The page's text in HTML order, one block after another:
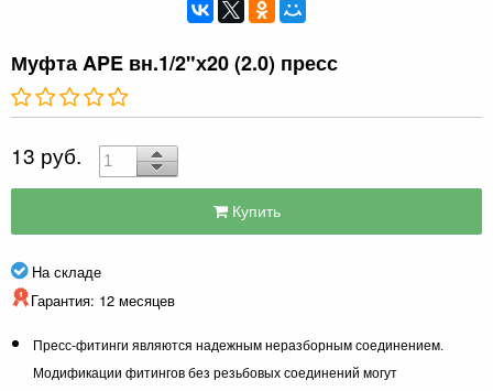
Муфта APE вн.1/2"х20 (2.0) пресс
13 руб.
Купить
На складе
Гарантия: 12 месяцев
Пресс-фитинги являются надежным неразборным соединением.
Модификации фитингов без резьбовых соединений могут